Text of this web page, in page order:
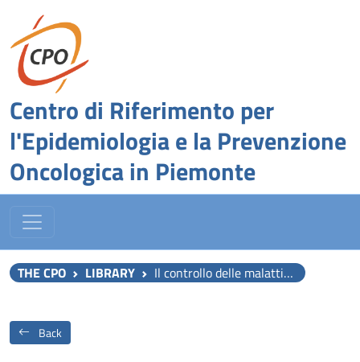
Centro di Riferimento per
l'Epidemiologia e la Prevenzione
Oncologica in Piemonte
THE CPO LIBRARY Il controllo delle malattie trasmissibili dell'uomo: pubblicazione ufficiale dell'American Public Health Association
Back